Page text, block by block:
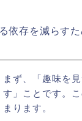
依存を減らす
まず、「趣味を
す」ことです。
まります。